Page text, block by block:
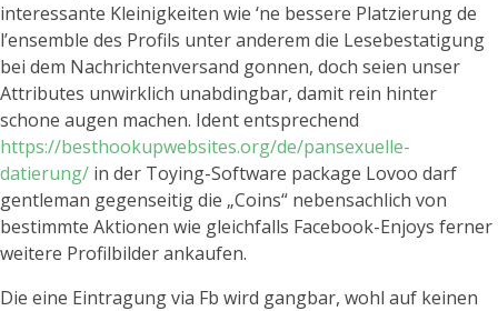
interessante Kleinigkeiten wie ‘ne bessere Platzierung de
l’ensemble des Profils unter anderem die Lesebestatigung
bei dem Nachrichtenversand gonnen, doch seien unser
Attributes unwirklich unabdingbar, damit rein hinter
schone augen machen. Ident entsprechend
https://besthookupwebsites.org/de/pansexuelle-
datierung/ in der Toying-Software package Lovoo darf
gentleman gegenseitig die „Coins“ nebensachlich von
bestimmte Aktionen wie gleichfalls Facebook-Enjoys ferner
weitere Profilbilder ankaufen.
Die eine Eintragung via Fb wird gangbar, wohl auf keinen